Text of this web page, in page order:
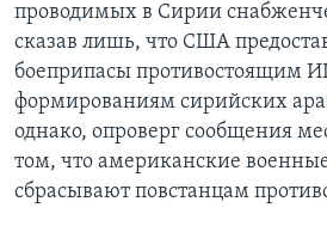
проводимых в Сирии
сказав лишь, что США
боеприпасы противостоящим
формированиям сирийских
однако, опроверг сообщения
том, что американские
сбрасывают повстанцам